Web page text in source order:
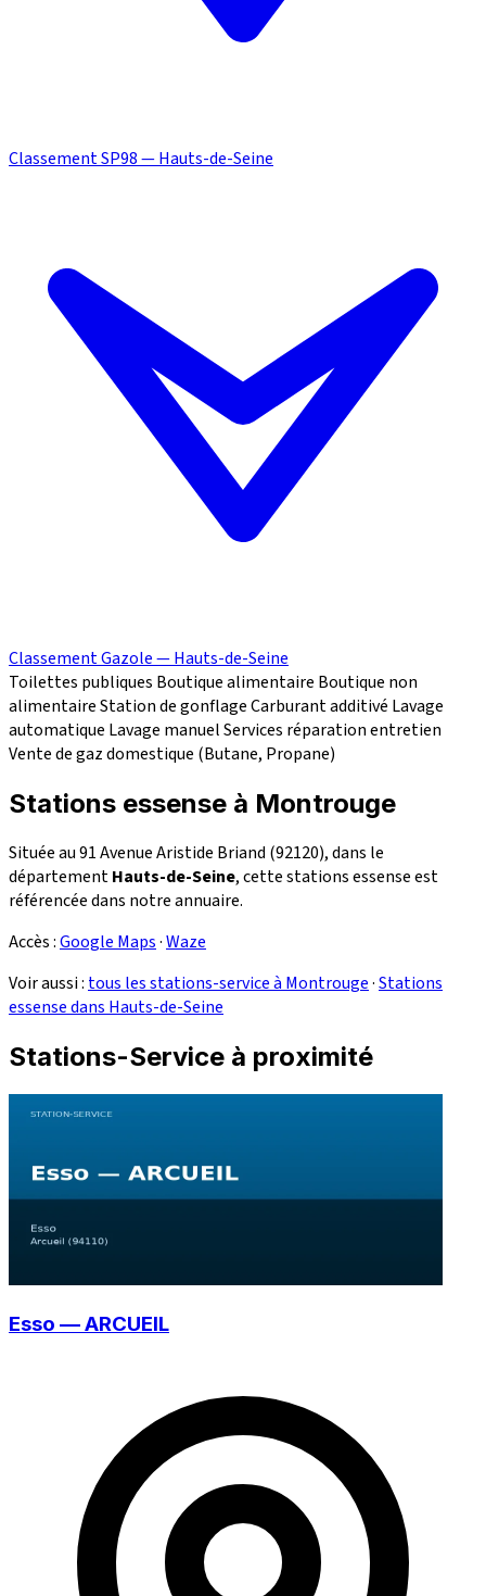
Classement SP98 — Hauts-de-Seine
Classement Gazole — Hauts-de-Seine
Toilettes publiques Boutique alimentaire Boutique non
alimentaireStation de gonflageCarburant additivé Lavage
automatique Lavage manuelServices réparationentretien
Vente de gaz domestique (Butane, Propane)
Stations essense à Montrouge
Située au 91 Avenue Aristide Briand (92120), dans le
départementHauts-de-Seine, cette stations essense est
référencée dans notre annuaire.
Accès :Google Maps·Waze
Voir aussi : tous les stations-service à Montrouge·Stations
essense dans Hauts-de-Seine
Stations-Service à proximité
Esso — ARCUEIL